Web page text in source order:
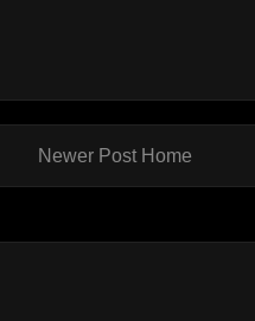
Newer Post Home